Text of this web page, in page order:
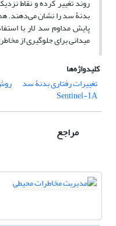
روند تغییر کرده و نقاط
بدنۀ سد را نشان می‌دهند.
پایش مداوم سد لار با
میدانی برای جلوگیری از
کلیدواژه‌ها
تغییرات رفتاری بدنۀ سد
Sentinel-1A
مراجع